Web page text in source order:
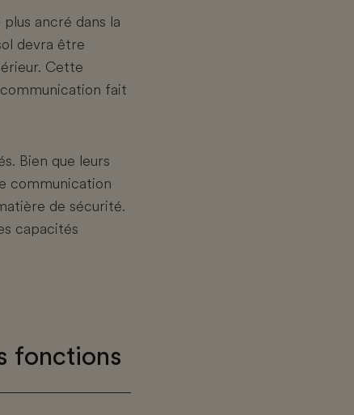
ancré dans la
devra être
Cette
fait
Bien que leurs
communication
de sécurité.
capacités
fonctions